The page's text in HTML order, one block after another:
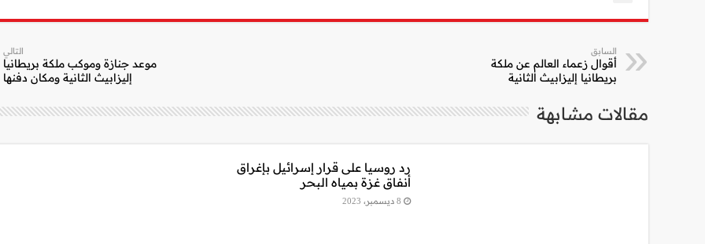
السابق
أقوال زعماء العالم عن ملكة
بريطانيا إليزابيث الثانية
التالي
موعد جنازة وموكب ملكة بريطانيا
إليزابيث الثانية ومكان دفنها
مقالات مشابهة
رد روسيا على قرار إسرائيل بإغراق
أنفاق غزة بمياه البحر
8 ديسمبر، 2023